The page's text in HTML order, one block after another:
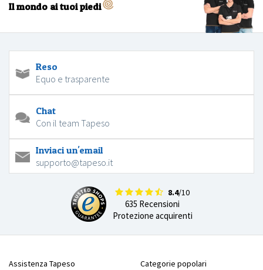
Il mondo ai tuoi piedi
Reso
Equo e trasparente
Chat
Con il team Tapeso
Inviaci un'email
supporto@tapeso.it
8.4/10
635 Recensioni
Protezione acquirenti
Assistenza Tapeso
Categorie popolari